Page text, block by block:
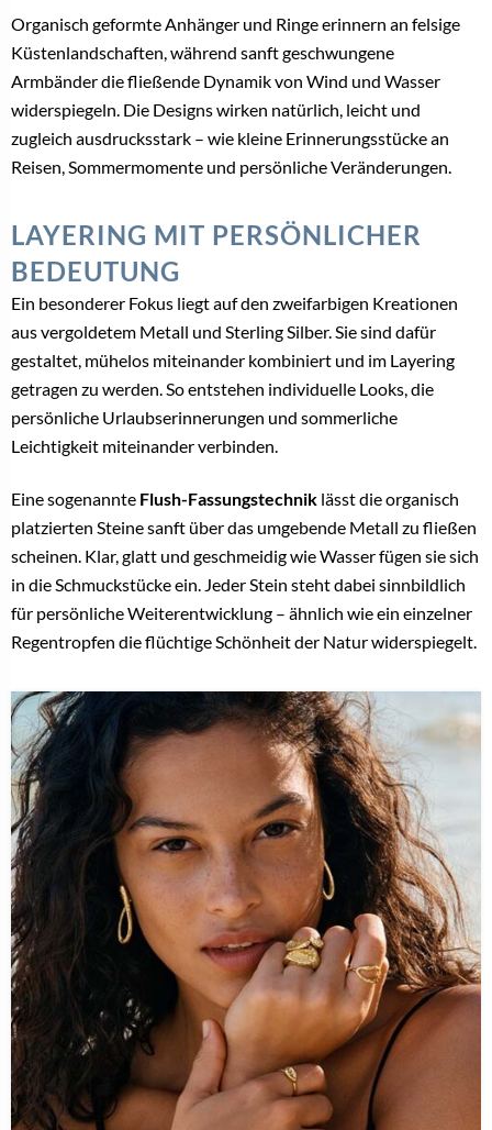
Organisch geformte Anhänger und Ringe erinnern an felsige
Küstenlandschaften, während sanft geschwungene
Armbänder die fließende Dynamik von Wind und Wasser
widerspiegeln. Die Designs wirken natürlich, leicht und
zugleich ausdrucksstark – wie kleine Erinnerungsstücke an
Reisen, Sommermomente und persönliche Veränderungen.
LAYERING MIT PERSÖNLICHER
BEDEUTUNG
Ein besonderer Fokus liegt auf den zweifarbigen Kreationen
aus vergoldetem Metall und Sterling Silber. Sie sind dafür
gestaltet, mühelos miteinander kombiniert und im Layering
getragen zu werden. So entstehen individuelle Looks, die
persönliche Urlaubserinnerungen und sommerliche
Leichtigkeit miteinander verbinden.
Eine sogenannte Flush-Fassungstechnik lässt die organisch
platzierten Steine sanft über das umgebende Metall zu fließen
scheinen. Klar, glatt und geschmeidig wie Wasser fügen sie sich
in die Schmuckstücke ein. Jeder Stein steht dabei sinnbildlich
für persönliche Weiterentwicklung – ähnlich wie ein einzelner
Regentropfen die flüchtige Schönheit der Natur widerspiegelt.